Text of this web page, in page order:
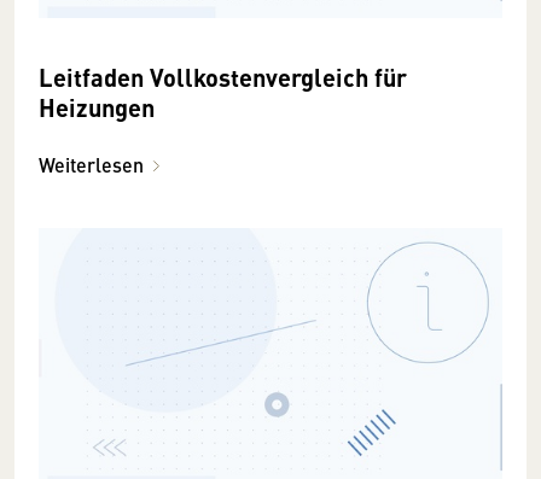
Leitfaden Vollkostenvergleich für
Heizungen
Weiterlesen